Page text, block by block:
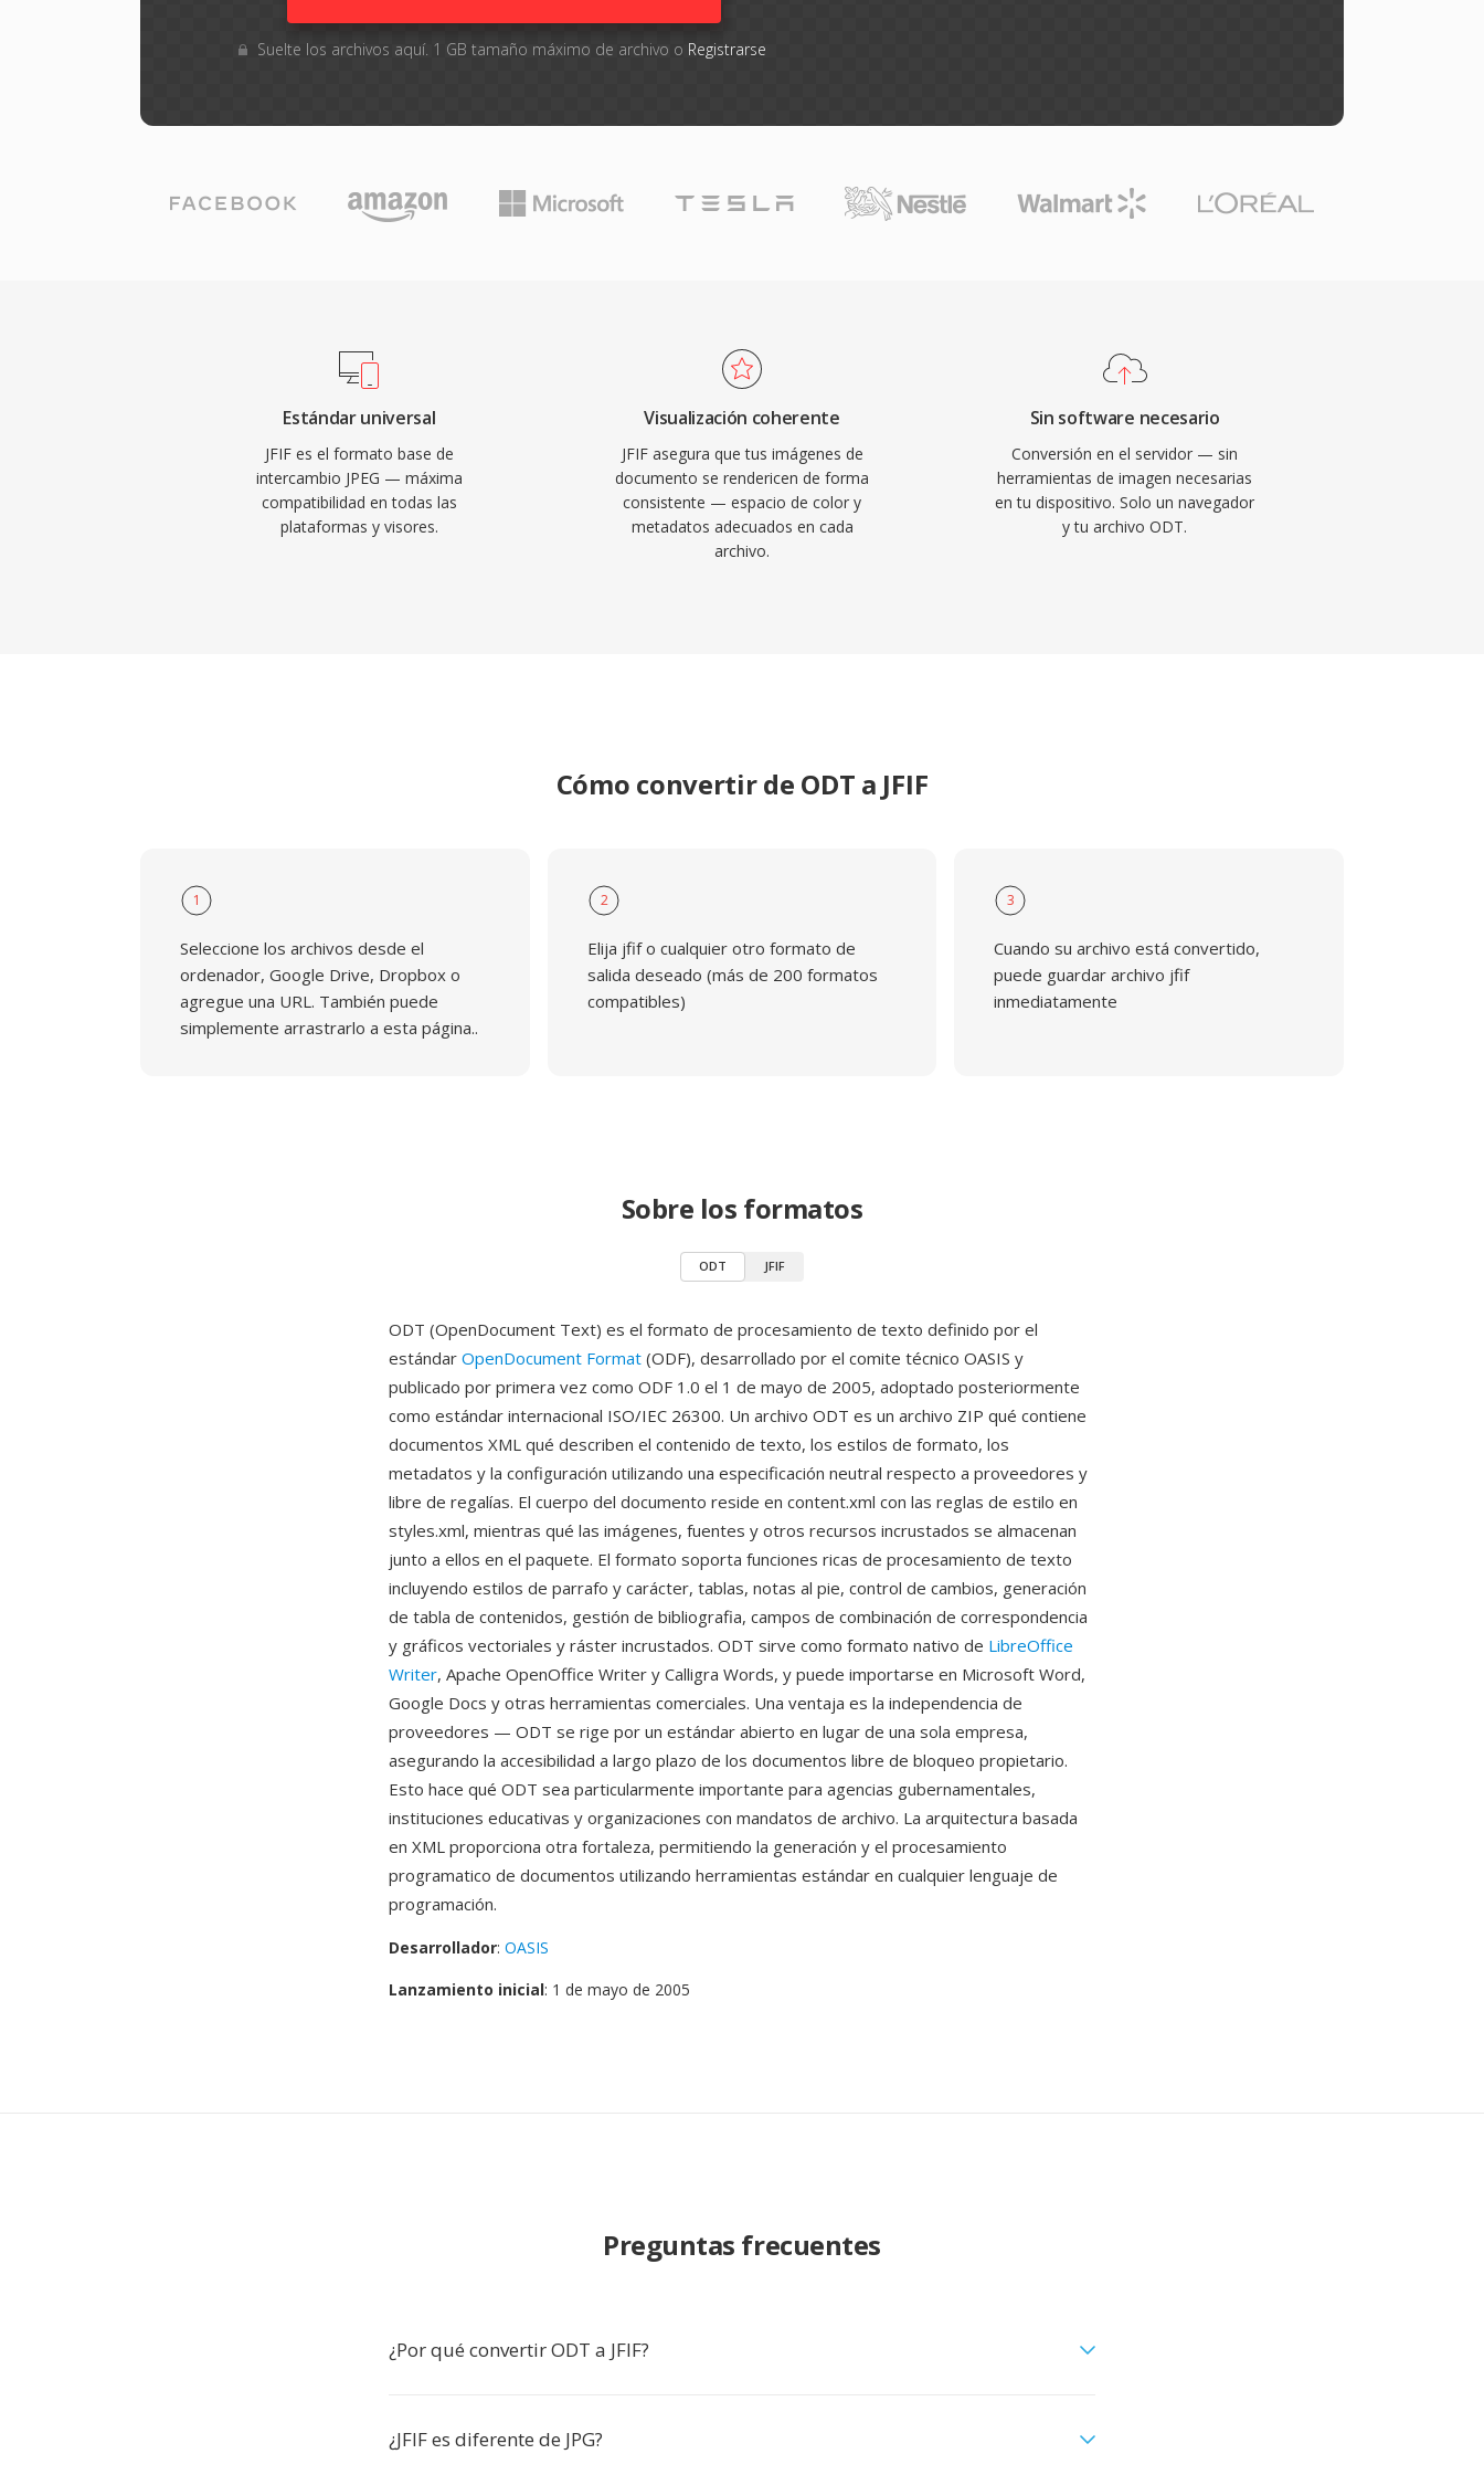
Suelte los archivos aquí. 1 GB tamaño máximo de archivo o Registrarse
Estándar universal
JFIF es el formato base de
intercambio JPEG — máxima
compatibilidad en todas las
plataformas y visores.
Visualización coherente
JFIF asegura que tus imágenes de
documento se rendericen de forma
consistente — espacio de color y
metadatos adecuados en cada
archivo.
Sin software necesario
Conversión en el servidor — sin
herramientas de imagen necesarias
en tu dispositivo. Solo un navegador
y tu archivo ODT.
Cómo convertir de ODT a JFIF
1
Seleccione los archivos desde el
ordenador, Google Drive, Dropbox o
agregue una URL. También puede
simplemente arrastrarlo a esta página..
2
Elija jfif o cualquier otro formato de
salida deseado (más de 200 formatos
compatibles)
3
Cuando su archivo está convertido,
puede guardar archivo jfif
inmediatamente
Sobre los formatos
ODT JFIF
ODT (OpenDocument Text) es el formato de procesamiento de texto definido por el
estándar OpenDocument Format (ODF), desarrollado por el comite técnico OASIS y
publicado por primera vez como ODF 1.0 el 1 de mayo de 2005, adoptado posteriormente
como estándar internacional ISO/IEC 26300. Un archivo ODT es un archivo ZIP qué contiene
documentos XML qué describen el contenido de texto, los estilos de formato, los
metadatos y la configuración utilizando una especificación neutral respecto a proveedores y
libre de regalías. El cuerpo del documento reside en content.xml con las reglas de estilo en
styles.xml, mientras qué las imágenes, fuentes y otros recursos incrustados se almacenan
junto a ellos en el paquete. El formato soporta funciones ricas de procesamiento de texto
incluyendo estilos de parrafo y carácter, tablas, notas al pie, control de cambios, generación
de tabla de contenidos, gestión de bibliografia, campos de combinación de correspondencia
y gráficos vectoriales y ráster incrustados. ODT sirve como formato nativo de LibreOffice
Writer, Apache OpenOffice Writer y Calligra Words, y puede importarse en Microsoft Word,
Google Docs y otras herramientas comerciales. Una ventaja es la independencia de
proveedores — ODT se rige por un estándar abierto en lugar de una sola empresa,
asegurando la accesibilidad a largo plazo de los documentos libre de bloqueo propietario.
Esto hace qué ODT sea particularmente importante para agencias gubernamentales,
instituciones educativas y organizaciones con mandatos de archivo. La arquitectura basada
en XML proporciona otra fortaleza, permitiendo la generación y el procesamiento
programatico de documentos utilizando herramientas estándar en cualquier lenguaje de
programación.
Desarrollador: OASIS
Lanzamiento inicial: 1 de mayo de 2005
Preguntas frecuentes
¿Por qué convertir ODT a JFIF?
¿JFIF es diferente de JPG?